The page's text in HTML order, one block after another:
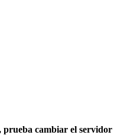
prueba cambiar el servidor